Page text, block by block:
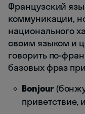
Французский
коммуникации,
национального
своим языком и
говорить по-
базовых фраз
Bonjour
приветствие,